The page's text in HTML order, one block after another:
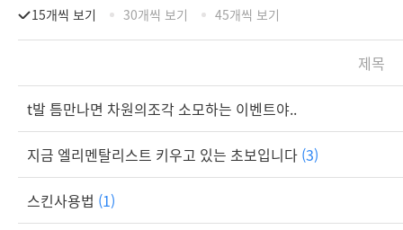
15개씩 보기 30개씩 보기 45개씩 보기
제목
t발 틈만나면 차원의조각 소모하는 이벤트야..
지금 엘리멘탈리스트 키우고 있는 초보입니다 (3)
스킨사용법 (1)